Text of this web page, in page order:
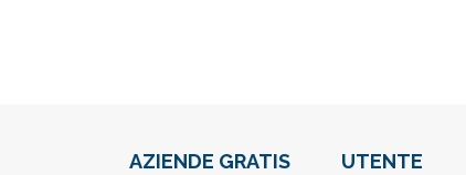
AZIENDE GRATIS UTENTE